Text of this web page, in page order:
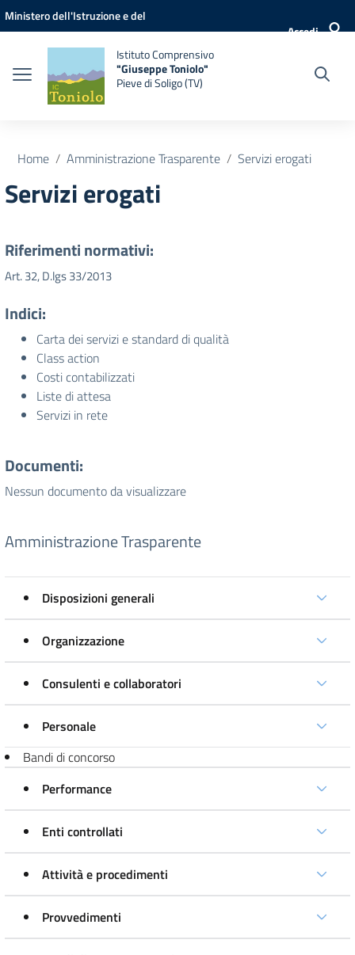
Vai ai contenuti
Vai al menu di navigazione
Vai al footer
Ministero dell'Istruzione e del
Accedi
Istituto Comprensivo
"Giuseppe Toniolo"
Pieve di Soligo (TV)
Home Amministrazione Trasparente Servizi erogati
Servizi erogati
Riferimenti normativi:
Art. 32, D.lgs 33/2013
Indici:
Carta dei servizi e standard di qualità
Class action
Costi contabilizzati
Liste di attesa
Servizi in rete
Documenti:
Nessun documento da visualizzare
Amministrazione Trasparente
Disposizioni generali
Organizzazione
Consulenti e collaboratori
Personale
Bandi di concorso
Performance
Enti controllati
Attività e procedimenti
Provvedimenti